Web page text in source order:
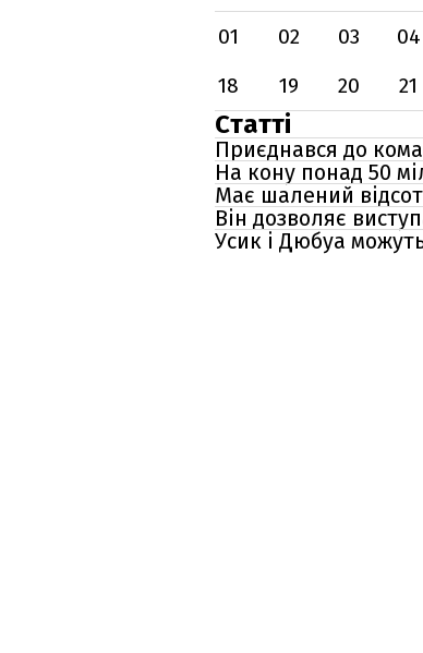
01
02 03 04
18
19 20 21
Статті
Приєднався до
На кону понад 50
Має шалений
Він дозволяє
Усик і Дюбуа